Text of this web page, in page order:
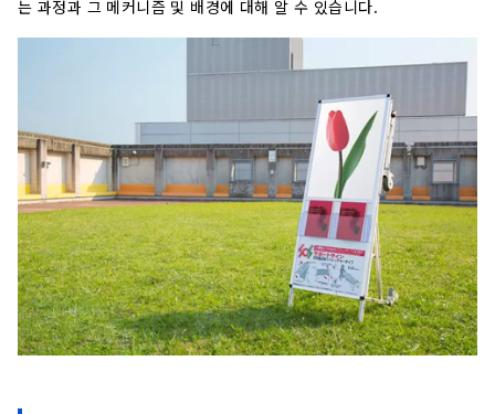
는 과정과 그 메커니즘 및 배경에 대해 알 수 있습니다.